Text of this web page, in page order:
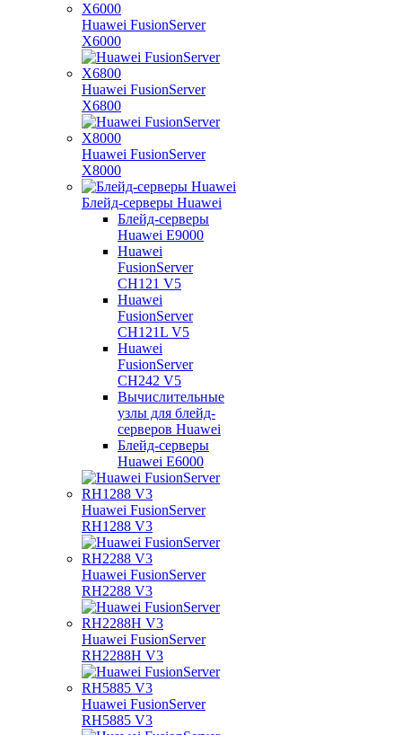
Huawei FusionServer
X6000
Huawei FusionServer
X6800
Huawei FusionServer
X8000
Блейд-серверы Huawei
Блейд-серверы
Huawei E9000
Huawei
FusionServer
CH121 V5
Huawei
FusionServer
CH121L V5
Huawei
FusionServer
CH242 V5
Вычислительные
узлы для блейд-
серверов Huawei
Блейд-серверы
Huawei E6000
Huawei FusionServer
RH1288 V3
Huawei FusionServer
RH2288 V3
Huawei FusionServer
RH2288H V3
Huawei FusionServer
RH5885 V3